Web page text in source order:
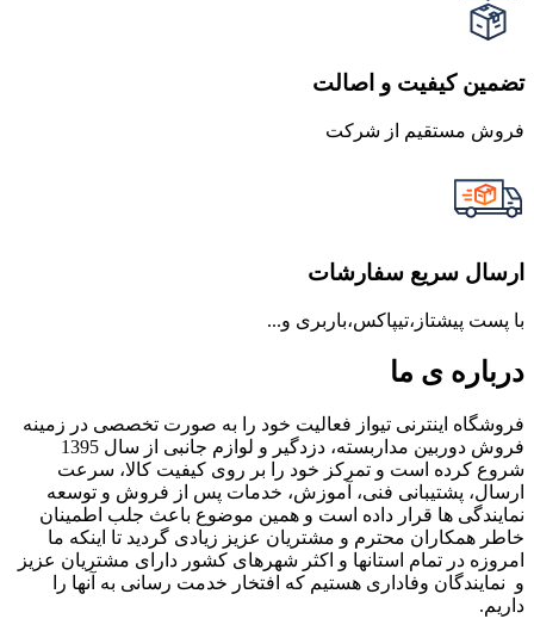
تضمین کیفیت و اصالت
فروش مستقیم از شرکت
ارسال سریع سفارشات
با پست پیشتاز،تیپاکس،باربری و...
درباره ی ما
فروشگاه اینترنی تیواز فعالیت خود را به صورت تخصصی در زمینه
فروش دوربین مداربسته، دزدگیر و لوازم جانبی از سال 1395
شروع کرده است و تمرکز خود را بر روی کیفیت کالا، سرعت
ارسال، پشتیبانی فنی، آموزش، خدمات پس از فروش و توسعه
نمایندگی ها قرار داده است و همین موضوع باعث جلب اطمینان
خاطر همکاران محترم و مشتریان عزیز زیادی گردید تا اینکه ما
امروزه در تمام استانها و اکثر شهرهای کشور دارای مشتریان عزیز
و نمایندگان وفاداری هستیم که افتخار خدمت رسانی به آنها را
داریم.